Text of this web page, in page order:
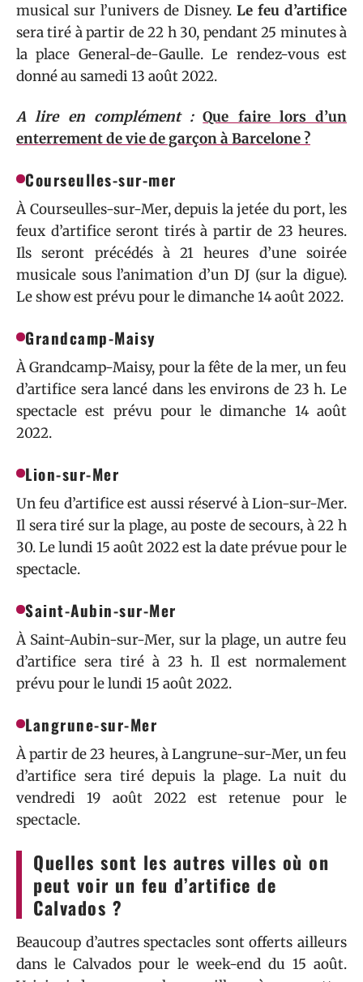
musical sur l’univers de Disney. Le feu d’artifice
sera tiré à partir de 22 h 30, pendant 25 minutes à
la place General-de-Gaulle. Le rendez-vous est
donné au samedi 13 août 2022.
A lire en complément : Que faire lors d’un
enterrement de vie de garçon à Barcelone ?
Courseulles-sur-mer
À Courseulles-sur-Mer, depuis la jetée du port, les
feux d’artifice seront tirés à partir de 23 heures.
Ils seront précédés à 21 heures d’une soirée
musicale sous l’animation d’un DJ (sur la digue).
Le show est prévu pour le dimanche 14 août 2022.
Grandcamp-Maisy
À Grandcamp-Maisy, pour la fête de la mer, un feu
d’artifice sera lancé dans les environs de 23 h. Le
spectacle est prévu pour le dimanche 14 août
2022.
Lion-sur-Mer
Un feu d’artifice est aussi réservé à Lion-sur-Mer.
Il sera tiré sur la plage, au poste de secours, à 22 h
30. Le lundi 15 août 2022 est la date prévue pour le
spectacle.
Saint-Aubin-sur-Mer
À Saint-Aubin-sur-Mer, sur la plage, un autre feu
d’artifice sera tiré à 23 h. Il est normalement
prévu pour le lundi 15 août 2022.
Langrune-sur-Mer
À partir de 23 heures, à Langrune-sur-Mer, un feu
d’artifice sera tiré depuis la plage. La nuit du
vendredi 19 août 2022 est retenue pour le
spectacle.
Quelles sont les autres villes où on
peut voir un feu d’artifice de
Calvados ?
Beaucoup d’autres spectacles sont offerts ailleurs
dans le Calvados pour le week-end du 15 août.